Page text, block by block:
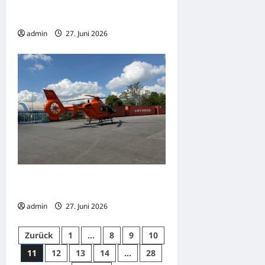
admin
27. Juni 2026
admin
27. Juni 2026
Seitennummerierung
der
Zurück 1 … 8 9
10
11
12 13 14 … 28